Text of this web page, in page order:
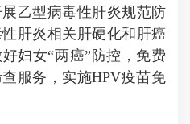
乙型病毒性肝炎规范防
肝炎相关肝硬化和肝癌
妇女“两癌”防控，免费
服务，实施HPV疫苗免